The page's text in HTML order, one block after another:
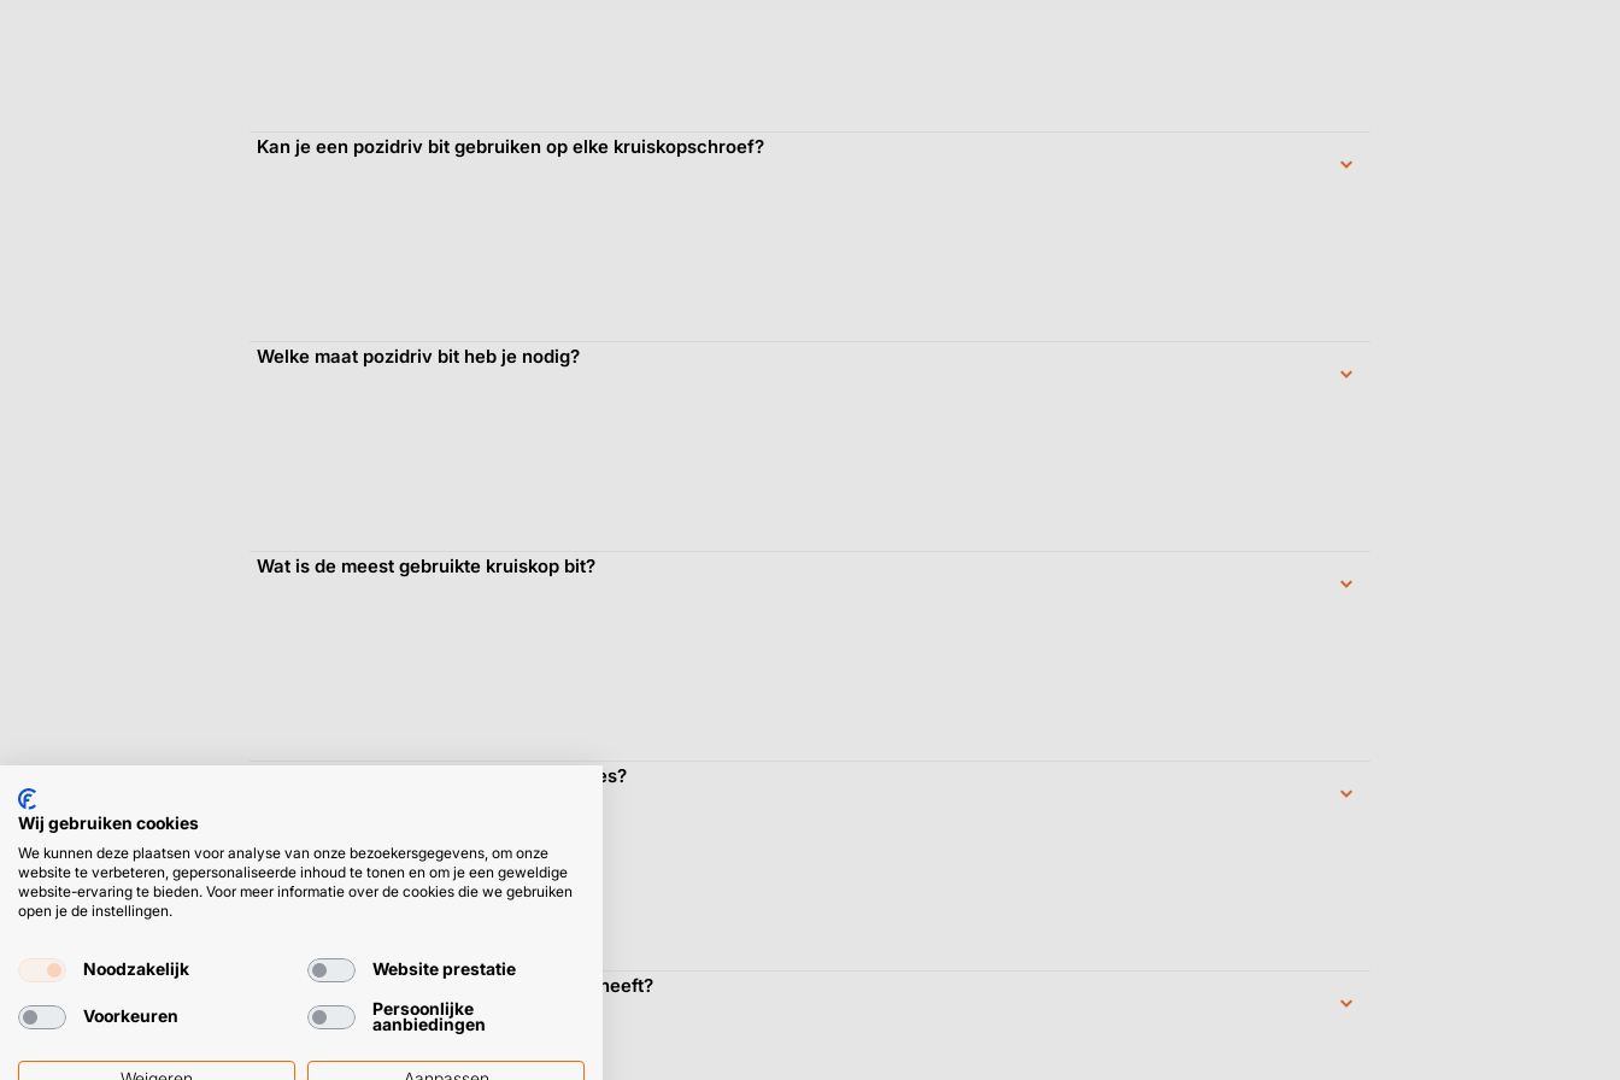
Kan je een pozidriv bit gebruiken op elke kruiskopschroef?
Welke maat pozidriv bit heb je nodig?
Wat is de meest gebruikte kruiskop bit?
Wat is het verschil tussen PH en PZ bitjes?
Hoe weet je welke torx maat je schroef heeft?
Wij gebruiken cookies
We kunnen deze plaatsen voor analyse van onze bezoekersgegevens, om onze
website te verbeteren, gepersonaliseerde inhoud te tonen en om je een geweldige
website-ervaring te bieden. Voor meer informatie over de cookies die we gebruiken
open je de instellingen.
Noodzakelijk Website prestatie
Voorkeuren
Persoonlijke
aanbiedingen